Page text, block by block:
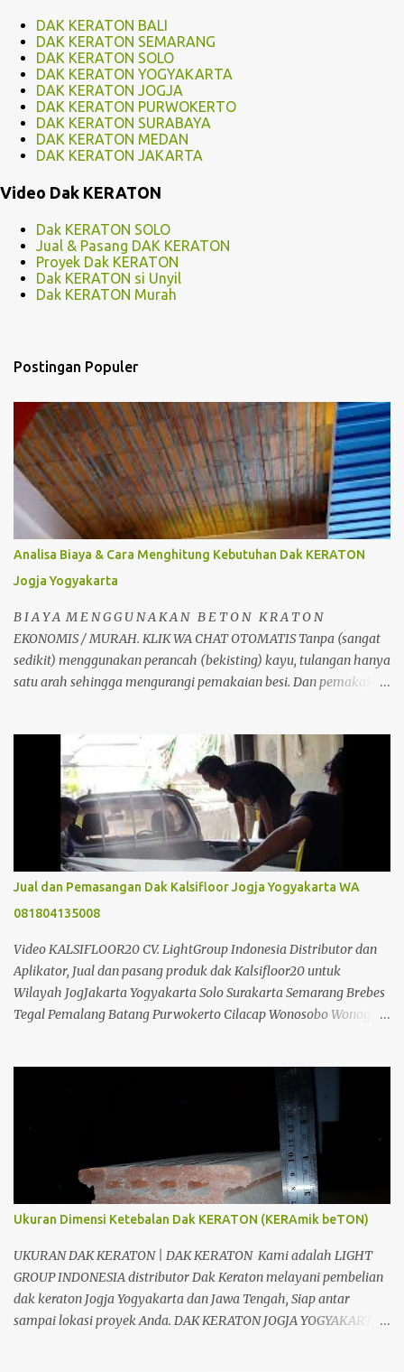
DAK KERATON BALI
DAK KERATON SEMARANG
DAK KERATON SOLO
DAK KERATON YOGYAKARTA
DAK KERATON JOGJA
DAK KERATON PURWOKERTO
DAK KERATON SURABAYA
DAK KERATON MEDAN
DAK KERATON JAKARTA
Video Dak KERATON
Dak KERATON SOLO
Jual & Pasang DAK KERATON
Proyek Dak KERATON
Dak KERATON si Unyil
Dak KERATON Murah
Postingan Populer
Analisa Biaya & Cara Menghitung Kebutuhan Dak KERATON
Jogja Yogyakarta
B I A Y A M E N G G U N A K A N B E T O N K R A T O N
EKONOMIS / MURAH. KLIK WA CHAT OTOMATIS Tanpa (sangat
sedikit) menggunakan perancah (bekisting) kayu, tulangan hanya
satu arah sehingga mengurangi pemakaian besi. Dan pemakaian
pembongkaran. Jadi jelas dari segi perancah sangat ada
penghematan. dibandingkan dengan pembuatan plat lantai beton
konvensional biasa. Selain itu juga tidak memerlukan alat bantu
seperti krane, sehingga dapat mengurangi biaya konstruksi.
Analisa Perbandingan Cor Beton Konfensional Dan Dak Beton
Kraton Analisa Harga Biaya Pekerjaan Beton Kraton/m2 & Cara
Menghitung Kebutuhan Dak KERATON : 1m2 DAK KRATON
AREA JOGJA & JAWA TENGAH Bahan Volume Satuan Harga
Satuan Jumlah Kraton T= 10 Cm 20 m2 10 ,000.00
200,000.00 Besi ...
Jual dan Pemasangan Dak Kalsifloor Jogja Yogyakarta WA
081804135008
Video KALSIFLOOR20 CV. LightGroup Indonesia Distributor dan
Aplikator, Jual dan pasang produk dak Kalsifloor20 untuk
Wilayah JogJakarta Yogyakarta Solo Surakarta Semarang Brebes
Tegal Pemalang Batang Purwokerto Cilacap Wonosobo Wonogiri
Jepara Kendal dan Jawa Tengah; Telp/SMS/WA 088802725212 /
081804135008 / 081325157177 PIN BB 53897EDC CV. Light Group
Indonesia adalah salah satu perusahaan yang bergerak dibidang
Distributor, Suplier, Aplikator dan Kontraktor bahan bangunan di
Jogja Yogyakarta. Dimana tujuan kami adalah berusaha
memberikan kemudahan Anda dalam membangun bangunan.
Kami CV. Light Group Indonesia, akan berusaha menjawab
kesulitan Anda. Kami berpengalaman dalam bidang
pembangunan dan konstruksi. Banyak produk yang kami
tawarkan, dari bahan untuk Dak, interior, eksterior, maupun jasa
kontraktor, tentunya juga dengan kualitas yan...
Ukuran Dimensi Ketebalan Dak KERATON (KERAmik beTON)
UKURAN DAK KERATON | DAK KERATON Kami adalah LIGHT
GROUP INDONESIA distributor Dak Keraton melayani pembelian
dak keraton Jogja Yogyakarta dan Jawa Tengah, Siap antar
sampai lokasi proyek Anda. DAK KERATON JOGJA YOGYAKARTA